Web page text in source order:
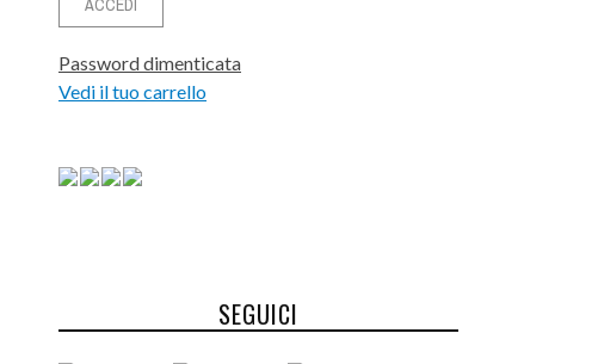
Password dimenticata
Vedi il tuo carrello
SEGUICI